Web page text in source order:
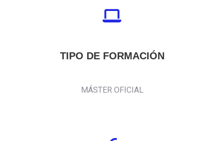
TIPO DE FORMACIÓN
MÁSTER OFICIAL